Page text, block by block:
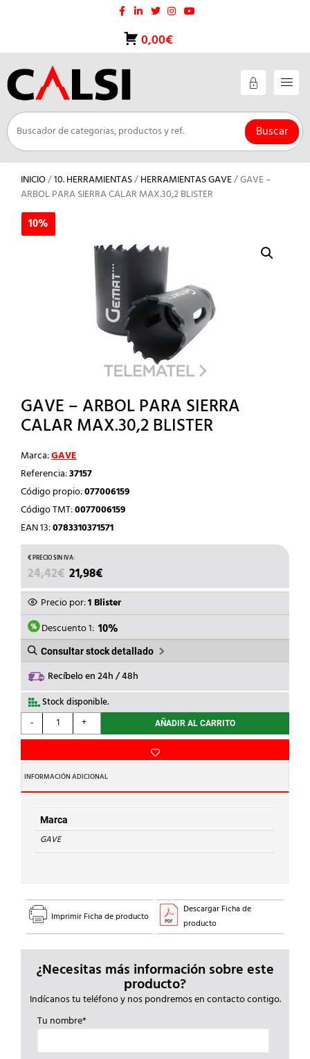
0,00€
Buscar
INICIO/10. HERRAMIENTAS/HERRAMIENTAS GAVE/ GAVE –
ARBOL PARA SIERRA CALAR MAX.30,2 BLISTER
10%
GAVE – ARBOL PARA SIERRA
CALAR MAX.30,2 BLISTER
Marca:GAVE
Referencia:37157
Código propio:077006159
Código TMT:0077006159
EAN 13:0783310371571
24,42€ EL
PRECIO
ORIGINAL
ERA:
24,42€.
21,98€
PRECIO
ACTUAL
ES:
21,98€.
Precio por:1 Blister
Descuento 1: 10%
Consultar stock detallado
Recíbelo en 24h / 48h
Stock disponible.
-
GAVE
-
PARA
SIERRA
CALAR
MAX.30,2
BLISTER
cantidad
+ AÑADIR AL CARRITO
INFORMACIÓN ADICIONAL
Marca
GAVE
10%
Imprimir Ficha de producto
Descargar Ficha de
producto
¿Necesitas más información sobre este
producto?
Indícanos tu teléfono y nos pondremos en contacto contigo.
Tu nombre*